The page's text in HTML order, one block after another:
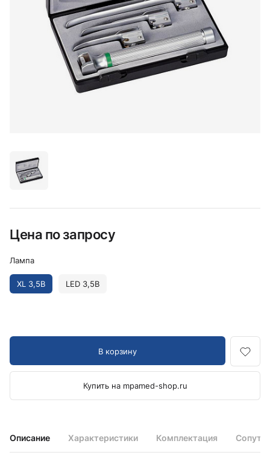
Описание Характеристики Комплектация
Цена по запросу
Лампа
XL 3,5В LED 3,5В
В корзину
Купить на mpamed-shop.ru